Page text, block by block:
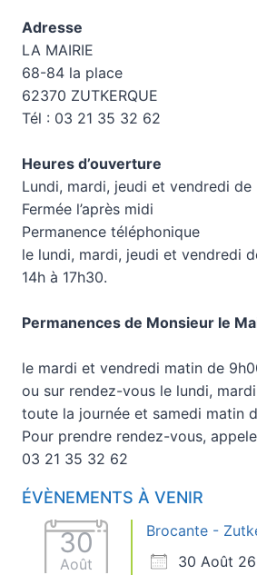
Adresse
LA MAIRIE
68-84 la place
62370 ZUTKERQUE
Tél : 03 21 35 32 62
Heures d’ouverture
Lundi, mardi, jeudi et vendredi de
Fermée l’après midi
Permanence téléphonique
le lundi, mardi, jeudi et vendredi
14h à 17h30.
Permanences de Monsieur le
le mardi et vendredi matin de
ou sur rendez-vous le lundi,
toute la journée et samedi matin
Pour prendre rendez-vous,
03 21 35 32 62
ÉVÈNEMENTS À VENIR
30
Août
Brocante -
30 Août 26